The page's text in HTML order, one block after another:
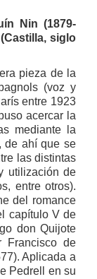
Nin (1879-
siglo
pieza de la
(voz y
entre 1923
acercar la
mediante la
de ahí que se
las distintas
utilización de
entre otros).
del romance
capítulo V de
don Quijote
Francisco de
Aplicada a
Pedrell en su